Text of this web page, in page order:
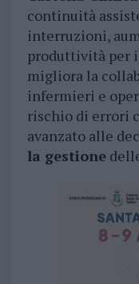
continuità
interruzioni,
produttività per
migliora la
infermieri e
rischio di errori
avanzato alle
la gestione